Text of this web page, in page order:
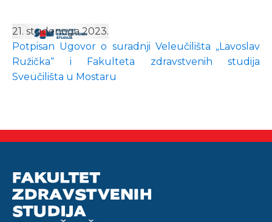
21. studenoga 2023.
Potpisan Ugovor o suradnji Veleučilišta „Lavoslav
Ružička“ i Fakulteta zdravstvenih studija
Sveučilišta u Mostaru